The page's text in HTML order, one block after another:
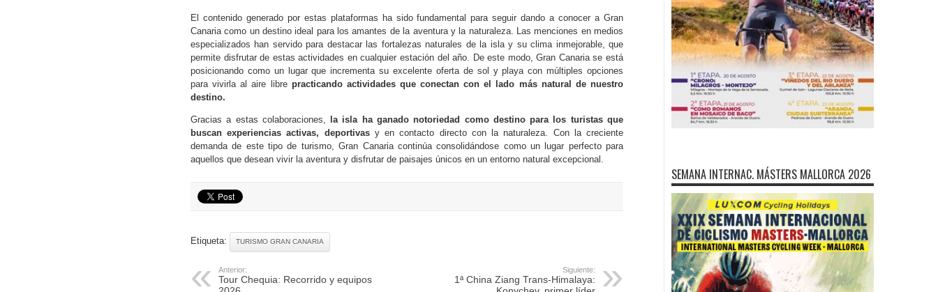
El contenido generado por estas plataformas ha sido fundamental para seguir dando a conocer a Gran
Canaria como un destino ideal para los amantes de la aventura y la naturaleza. Las menciones en medios
especializados han servido para destacar las fortalezas naturales de la isla y su clima inmejorable, que
permite disfrutar de estas actividades en cualquier estación del año. De este modo, Gran Canaria se está
posicionando como un lugar que incrementa su excelente oferta de sol y playa con múltiples opciones
para vivirla al aire librepracticando actividades que conectan con el lado más natural de nuestro
destino.
Gracias a estas colaboraciones,
la isla ha ganado notoriedad como destino para los turistas que
buscan experiencias activas, deportivasy en contacto directo con la naturaleza. Con la creciente
demanda de este tipo de turismo, Gran Canaria continúa consolidándose como un lugar perfecto para
aquellos que desean vivir la aventura y disfrutar de paisajes únicos en un entorno natural excepcional.
Etiqueta: TURISMO GRAN CANARIA
Anterior:
Tour Chequia: Recorrido y equipos
Siguiente:
1ª China Ziang Trans-Himalaya:
SEMANA INTERNAC. MÁSTERS MALLORCA 2026